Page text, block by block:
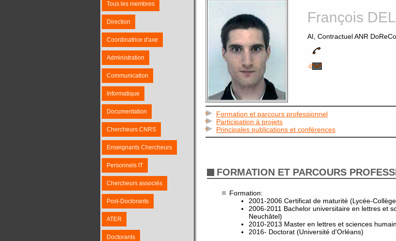
Tous les membres
Direction
Coordinatrice d'axe
Administration
Communication
Informatique
Documentation
Chercheurs CNRS
Enseignants Chercheurs
Personnels IT
Chercheurs associés
Post-Doctorants
ATER
Doctorants
François
AI, Contractuel ANR DoReCo
Formation et parcours professionnel
Participation à projets
Principales publications et conférences
FORMATION ET PARCOURS
Formation:
2001-2006 Certificat de maturité (Lycée-
2006-2011 Bachelor universitaire en lettres et
Neuchâtel)
2010-2013 Master en lettres et sciences
2016- Doctorat (Université d'Orléans)